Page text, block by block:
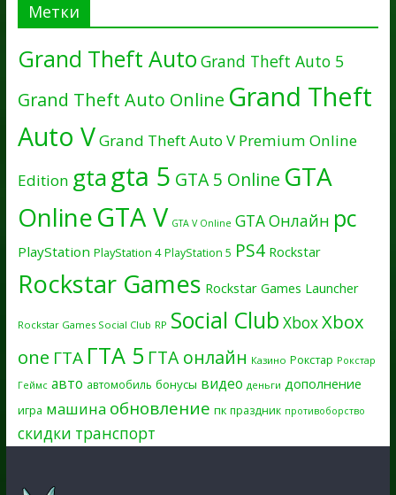
Метки
Grand Theft Auto Grand Theft Auto 5
Grand Theft Auto Online Grand Theft
Auto VGrand Theft Auto V Premium Online
Edition gtagta 5 GTA 5 Online GTA
OnlineGTA V GTA V Online GTA Онлайн pc
PlayStation PlayStation 4 PlayStation 5 PS4 Rockstar
Rockstar Games Rockstar Games Launcher
Rockstar Games Social Club RP Social Club XboxXbox
one ГТА ГТА 5 ГТА онлайн Казино Рокстар Рокстар
Геймс авто автомобиль бонусы видео деньги дополнение
игра машина обновление пк праздник противоборство
скидки транспорт